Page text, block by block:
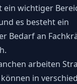
ein wichtiger
es besteht ein
Bedarf an
arbeiten
in